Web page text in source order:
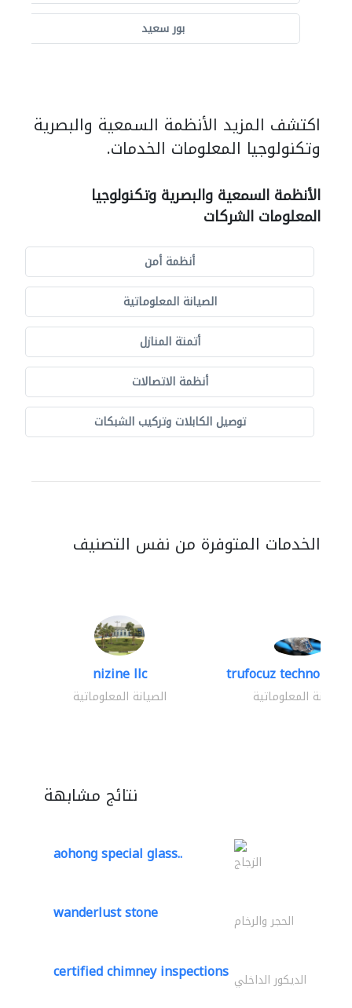
بور سعيد
اكتشف المزيد الأنظمة السمعية والبصرية
وتكنولوجيا المعلومات الخدمات.
الأنظمة السمعية والبصرية وتكنولوجيا
المعلومات الشركات
أنظمة أمن
الصيانة المعلوماتية
أتمتة المنازل
أنظمة الاتصالات
توصيل الكابلات وتركيب الشبكات
الخدمات المتوفرة من نفس التصنيف
nizine llc
الصيانة المعلوماتية
trufocuz
الصيانة المعلوماتية
نتائج مشابهة
aohong special glass.. الزجاج
wanderlust stone الحجر والرخام
certified chimney inspections الديكور الداخلي